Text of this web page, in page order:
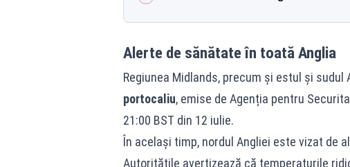
Alerte de sănătate în toată Anglia
Regiunea Midlands, precum și estul și
portocaliu, emise de Agenția pentru
21:00 BST din 12 iulie.
În același timp, nordul Angliei este vizat de
Autoritățile avertizează că temperaturile